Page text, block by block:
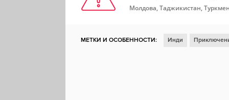
Молдова, Таджикистан,
МЕТКИ И ОСОБЕННОСТИ: Инди